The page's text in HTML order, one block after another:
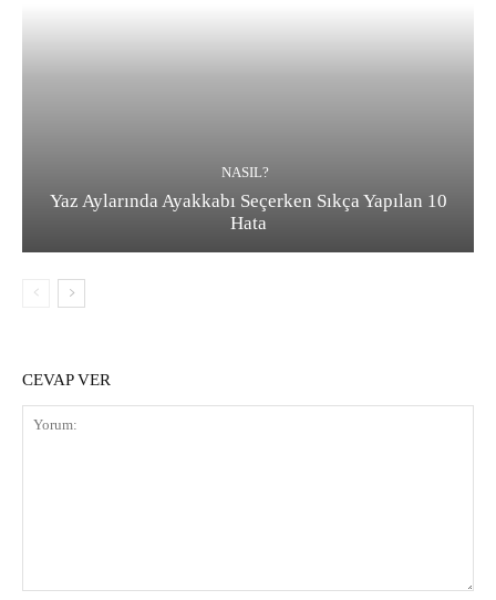
NASIL?
Yaz Aylarında Ayakkabı Seçerken Sıkça Yapılan 10
Hata
CEVAP VER